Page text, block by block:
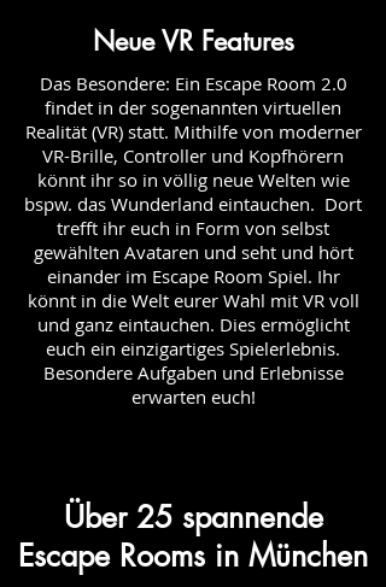
Neue VR Features
Das Besondere: Ein Escape Room 2.0
findet in der sogenannten virtuellen
Realität (VR) statt. Mithilfe von moderner
VR-Brille, Controller und Kopfhörern
könnt ihr so in völlig neue Welten wie
bspw. das Wunderland eintauchen. Dort
trefft ihr euch in Form von selbst
gewählten Avataren und seht und hört
einander im Escape Room Spiel. Ihr
könnt in die Welt eurer Wahl mit VR voll
und ganz eintauchen. Dies ermöglicht
euch ein einzigartiges Spielerlebnis.
Besondere Aufgaben und Erlebnisse
erwarten euch!
Über 25 spannende
Escape Rooms in München